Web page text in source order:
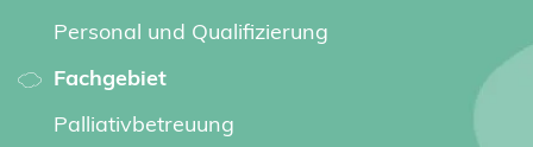
Personal und Qualifizierung
Fachgebiet
Palliativbetreuung